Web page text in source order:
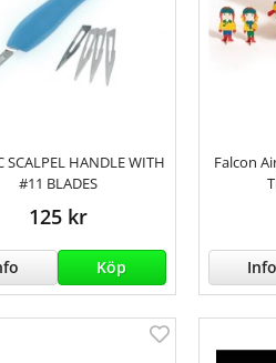
SCALPEL HANDLE WITH
#11 BLADES
125 kr
Köp
Falcon
Info